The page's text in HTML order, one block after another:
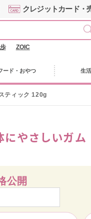
クレジットカード・
ZOIC
ード・おやつ 生
ティック 120g
にやさしいガ
公開